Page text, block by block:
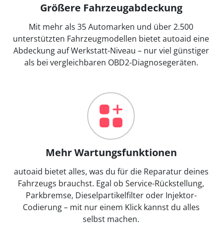
Größere Fahrzeugabdeckung
Mit mehr als 35 Automarken und über 2.500
unterstützten Fahrzeugmodellen bietet autoaid eine
Abdeckung auf Werkstatt-Niveau – nur viel günstiger
als bei vergleichbaren OBD2-Diagnosegeräten.
Mehr Wartungsfunktionen
autoaid bietet alles, was du für die Reparatur deines
Fahrzeugs brauchst. Egal ob Service-Rückstellung,
Parkbremse, Dieselpartikelfilter oder Injektor-
Codierung – mit nur einem Klick kannst du alles
selbst machen.